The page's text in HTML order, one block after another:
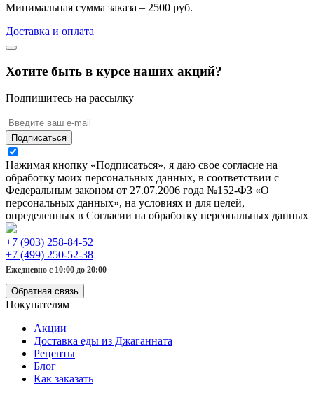
Минимальная сумма заказа – 2500 руб.
Доставка и оплата
Хотите быть в курсе наших акций?
Подпишитесь на рассылку
Подписаться
Нажимая кнопку «Подписаться», я даю свое согласие на
обработку моих персональных данных, в соответствии с
Федеральным законом от 27.07.2006 года №152-ФЗ «О
персональных данных», на условиях и для целей,
определенных в Согласии на обработку персональных данных
+7 (903) 258-84-52
+7 (499) 250-52-38
Ежедневно с 10:00 до 20:00
Обратная связь
Покупателям
Акции
Доставка еды из Джаганната
Рецепты
Блог
Как заказать